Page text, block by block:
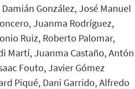
González, José Manuel
Juanma Rodríguez,
Ruiz, Roberto Palomar,
Martí, Juanma Castaño, Antón
Fouto, Javier Gómez
Piqué, Dani Garrido, Alfredo